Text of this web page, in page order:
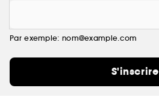
Par exemple: nom@example.com
S'inscrire